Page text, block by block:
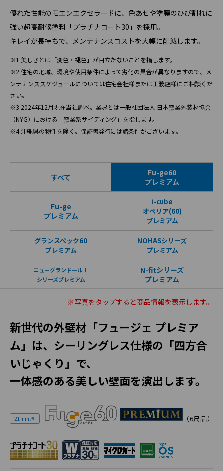
優れた性能のモエンエクセラードに、色あせや塗膜のひび割れに
強い超高耐候塗料「プラチナコート30」を採用。
キレイが長持ちで、メンテナンスコストを大幅に削減します。
※1 美しさとは「変色・褪色」が目立たないことを指します。
※2 住宅の地域、環境や使用条件によって劣化の具合が異なりますので、メ
ンテナンススケジュールについては住宅会社様または工務店様にご相談くだ
さい。
※3 2024年12月現在当社調べ。業界とは一般社団法人 日本窯業外装材協会
（NYG）における「窯業系サイディング」を指します。
※4 沖縄県の物件を除く。保証書発行には諸条件がございます。
すべて
Fu-ge60
プレミアム
Fu-ge
プレミアム
i-cube
オペリア(60)
プレミアム
グランスペック60
プレミアム
NOHASシリーズ
プレミアム
ニューグランドールⅠ
シリーズプレミアム
N-fitシリーズ
プレミアム
※写真をタップすると商品情報を表示します。
新世代の外壁材「フュージェ プレミア
ム」は、シーリングレス仕様の「四方合
いじゃくり」で、
一体感のある美しい壁面を演出します。
21mm 厚 （6尺品）